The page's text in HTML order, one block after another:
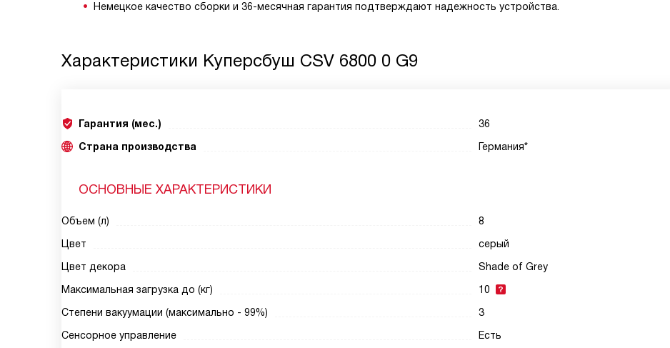
Немецкое качество сборки и 36-месячная гарантия подтверждают надежность устройства.
Характеристики Куперсбуш CSV 6800 0 G9
Гарантия (мес.)
36
Страна производства
Германия*
ОСНОВНЫЕ ХАРАКТЕРИСТИКИ
Объем (л)
8
Цвет
серый
Цвет декора
Shade of Grey
Максимальная загрузка до (кг)
10
Степени вакуумации (максимально - 99%)
3
Сенсорное управление
Есть